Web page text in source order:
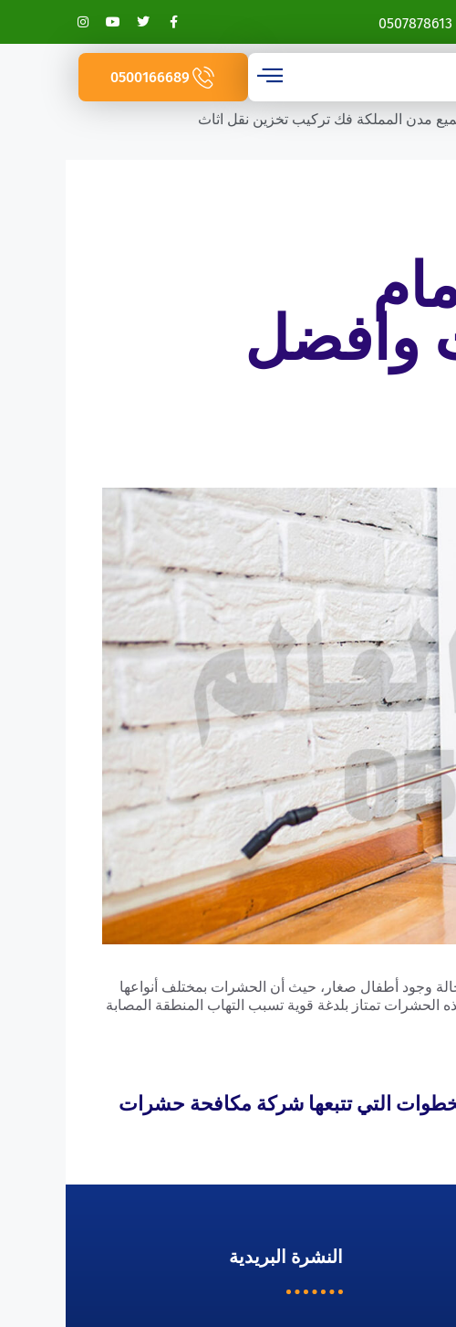
0507878613
0500166689
مدن المملكة فك تركيب تخزين نقل اثاث
وافضل
وجود أطفال صغار، حيث أن الحشرات بمختلف أنواعها
الحشرات تمتاز بلدغة قوية تسبب التهاب المنطقة المصابة
التي تتبعها شركة مكافحة حشرات
النشرة البريدية